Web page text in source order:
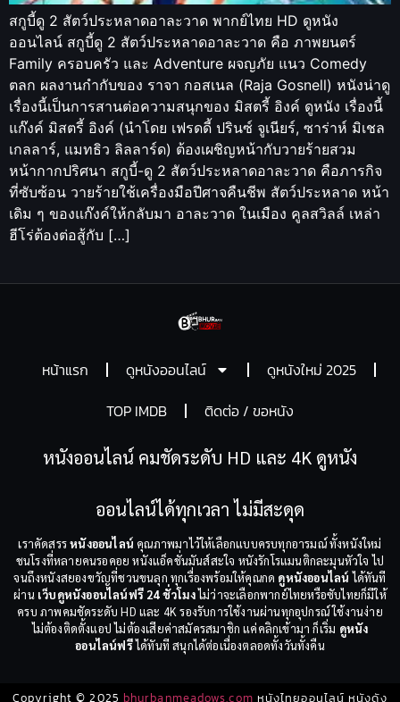
สกูบี้ดู 2 สัตว์ประหลาดอาละวาด พากย์ไทย HD ดูหนัง
ออนไลน์ สกูบี้ดู 2 สัตว์ประหลาดอาละวาด คือ ภาพยนตร์
Family ครอบครัว และ Adventure ผจญภัย แนว Comedy
ตลก ผลงานกำกับของ ราจา กอสเนล (Raja Gosnell) หนังน่าดู
เรื่องนี้เป็นการสานต่อความสนุกของ มิสตรี้ อิงค์ ดูหนัง เรื่องนี้
แก๊งค์ มิสตรี้ อิงค์ (นำโดย เฟรดดี้ ปรินซ์ จูเนียร์, ซาร่าห์ มิเชล
เกลลาร์, แมทธิว ลิลลาร์ด) ต้องเผชิญหน้ากับวายร้ายสวม
หน้ากากปริศนา สกูบี้-ดู 2 สัตว์ประหลาดอาละวาด คือภารกิจ
ที่ซับซ้อน วายร้ายใช้เครื่องมือปีศาจคืนชีพ สัตว์ประหลาด หน้า
เดิม ๆ ของแก๊งค์ให้กลับมา อาละวาด ในเมือง คูลสวิลล์ เหล่า
ฮีโร่ต้องต่อสู้กับ […]
หน้าแรก ดูหนังออนไลน์
ดูหนังใหม่ 2025
TOP IMDB
ติดต่อ / ขอหนัง
หนังออนไลน์ คมชัดระดับ HD และ 4K ดูหนัง
ออนไลน์ได้ทุกเวลา ไม่มีสะดุด
เราคัดสรรหนังออนไลน์ คุณภาพมาไว้ให้เลือกแบบครบทุกอารมณ์ ทั้งหนังใหม่
ชนโรงที่หลายคนรอคอย หนังแอ็คชั่นมันส์สะใจ หนังรักโรแมนติกละมุนหัวใจ ไป
จนถึงหนังสยองขวัญที่ชวนขนลุก ทุกเรื่องพร้อมให้คุณกด ดูหนังออนไลน์ ได้ทันที
ผ่าน เว็บดูหนังออนไลน์ฟรี 24 ชั่วโมงไม่ว่าจะเลือกพากย์ไทยหรือซับไทยก็มีให้
ครบ ภาพคมชัดระดับ HD และ 4K รองรับการใช้งานผ่านทุกอุปกรณ์ ใช้งานง่าย
ไม่ต้องติดตั้งแอป ไม่ต้องเสียค่าสมัครสมาชิก แค่คลิกเข้ามา ก็เริ่ม ดูหนัง
ออนไลน์ฟรีได้ทันที สนุกได้ต่อเนื่องตลอดทั้งวันทั้งคืน
Copyright © 2025 bhurbanmeadows.com หนังไทยออนไลน์ หนังดัง